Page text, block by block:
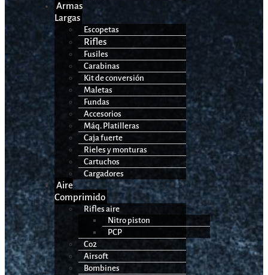
Armas
Largas
Escopetas
Rifles
Fusiles
Carabinas
Kit de conversión
Maletas
Fundas
Accesorios
Máq. Platilleras
Caja fuerte
Rieles y monturas
Cartuchos
Cargadores
Aire
Comprimido
Rifles aire
Nitro piston
PCP
Co2
Airsoft
Bombines